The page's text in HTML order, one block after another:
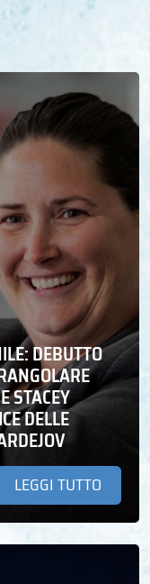
DEBUTTO
STACEY
DELLE
LEGGI TUTTO